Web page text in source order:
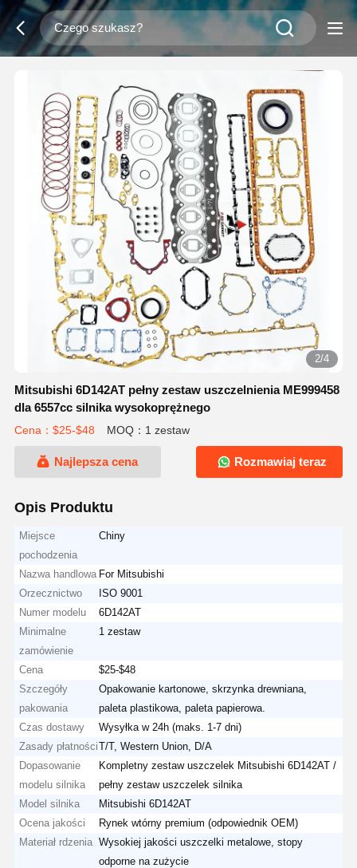
2/4
Mitsubishi 6D142AT pełny zestaw uszczelnienia ME999458
dla 6557cc silnika wysokoprężnego
Cena：$25-$48 MOQ：1 zestaw
Najlepsza cena Rozmawiaj teraz
Opis Produktu
Miejsce
pochodzenia
Chiny
Nazwa handlowa For Mitsubishi
Orzecznictwo
ISO 9001
Numer modelu
6D142AT
Minimalne
zamówienie
1 zestaw
Cena
$25-$48
Szczegóły
pakowania
Opakowanie kartonowe, skrzynka drewniana,
paleta plastikowa, paleta papierowa.
Czas dostawy
Wysyłka w 24h (maks. 1-7 dni)
Zasady płatnościT/T, Western Union, D/A
Dopasowanie
modelu silnika
Kompletny zestaw uszczelek Mitsubishi 6D142AT /
pełny zestaw uszczelek silnika
Model silnika
Mitsubishi 6D142AT
Ocena jakości
Rynek wtórny premium (odpowiednik OEM)
Materiał rdzenia Wysokiej jakości uszczelki metalowe, stopy
odporne na zużycie